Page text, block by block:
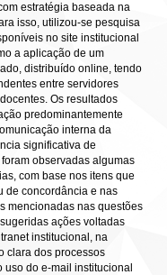
estratégia baseada na
isso, utilizou-se pesquisa
no site institucional
a aplicação de um
distribuído online, tendo
entre servidores
Os resultados
predominantemente
interna da
significativa de
observadas algumas
com base nos itens que
de concordância e nas
mencionadas nas questões
ações voltadas
institucional, na
clara dos processos
do e-mail institucional